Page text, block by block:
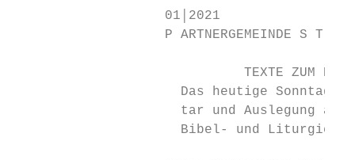
                   01│2021
P ARTNERGEMEINDE S T .
TEXTE ZUM
Das heutige
tar und Auslegung
Bibel- und